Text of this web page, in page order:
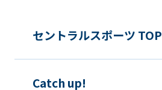
セントラルスポーツ TOP
Catch up!